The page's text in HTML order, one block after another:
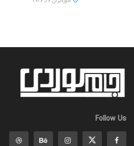
Follow Us